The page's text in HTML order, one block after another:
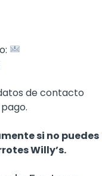
de contacto
si no puedes
Willy’s.